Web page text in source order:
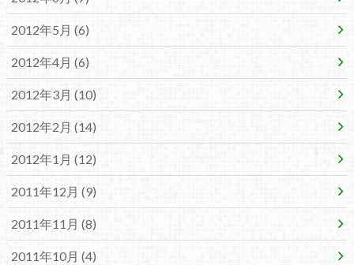
2012年5月 (6)
2012年4月 (6)
2012年3月 (10)
2012年2月 (14)
2012年1月 (12)
2011年12月 (9)
2011年11月 (8)
2011年10月 (4)